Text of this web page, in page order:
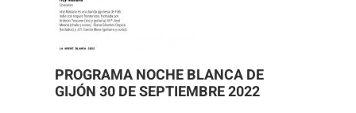
PROGRAMA NOCHE BLANCA DE
GIJÓN 30 DE SEPTIEMBRE 2022